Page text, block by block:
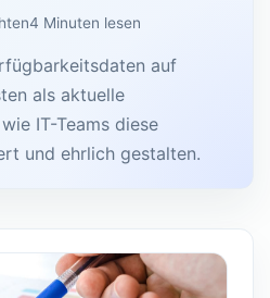
4 Minuten lesen
auf
als aktuelle
IT-Teams diese
und ehrlich gestalten.